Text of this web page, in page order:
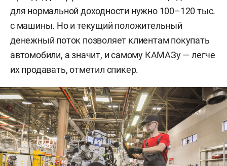
для нормальной доходности нужно 100–120 тыс.
с машины. Но и текущий положительный
денежный поток позволяет клиентам покупать
автомобили, а значит, и самому КАМАЗу — легче
их продавать, отметил спикер.